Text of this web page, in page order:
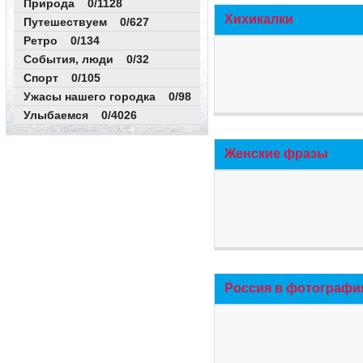
Природа 0/1128
Путешествуем 0/627
Ретро 0/134
События, люди 0/32
Спорт 0/105
Ужасы нашего городка 0/98
Улыбаемся 0/4026
Хихикалки
Женские фразы
Россия в